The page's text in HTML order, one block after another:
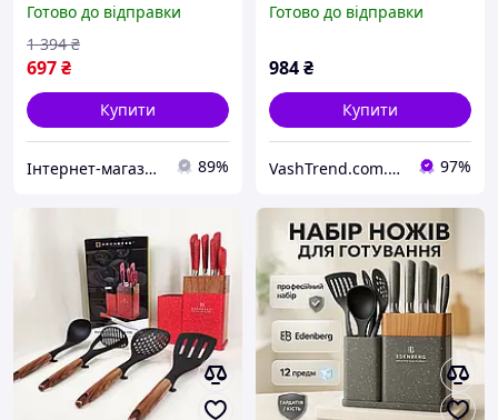
кращих ножів для кухні
MI-76
Готово до відправки
697₴
1 394 ₴
Купити
Інтернет-магазин 1001 Дрібниця 89%
нержавіючої сталі Набір
Готово до відправки
984₴
Купити
VashTrend.com.ua - Рознично-оптовый интернет магазин! 97%